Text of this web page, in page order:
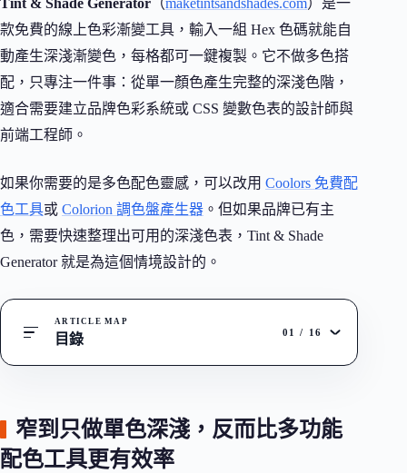
Tint & Shade Generator （maketintsandshades.com）是一
款免費的線上色彩漸變工具，輸入一組 Hex 色碼就能自
動產生深淺漸變色，每格都可一鍵複製。它不做多色搭
配，只專注一件事：從單一顏色產生完整的深淺色階，
適合需要建立品牌色彩系統或 CSS 變數色表的設計師與
前端工程師。
如果你需要的是多色配色靈感，可以改用 Coolors 免費配
色工具或 Colorion 調色盤產生器 。但如果品牌已有主
色，需要快速整理出可用的深淺色表，Tint & Shade
Generator 就是為這個情境設計的。
ARTICLE MAP
目錄 01 / 16
窄到只做單色深淺，反而比多功能
配色工具更有效率